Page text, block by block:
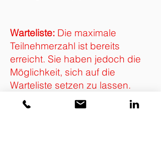
Warteliste: Die maximale
Teilnehmerzahl ist bereits
erreicht. Sie haben jedoch die
Möglichkeit, sich auf die
Warteliste setzen zu lassen.
Falls Plätze frei werden sollten,
werden wir Sie benachrichtigen.